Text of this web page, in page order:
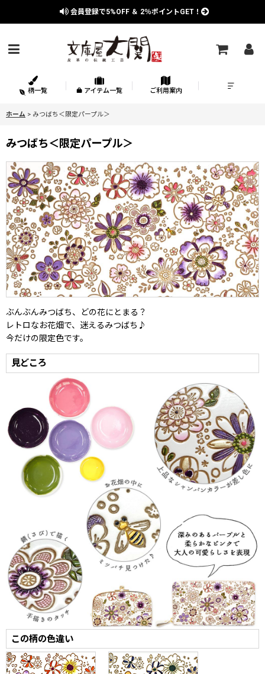
会員登録で5%OFF ＆ 2％ポイントGET！
柄一覧 アイテム一覧 ご利用案内
ホーム > みつばち＜限定パープル＞
みつばち＜限定パープル＞
ぶんぶんみつばち、どの花にとまる？
レトロなお花畑で、迷えるみつばち♪
今だけの限定色です。
見どころ
この柄の色違い